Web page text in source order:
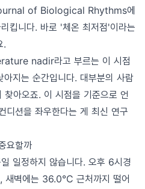
of Biological Rhythms에
킵니다. 바로 '체온 최저점'이라는
.
nadir라고 부르는 이 시점
지는 순간입니다. 대부분의 사람
아오죠. 이 시점을 기준으로 언
디션을 좌우한다는 게 최신 연구
요할까
일정하지 않습니다. 오후 6시경
새벽에는 36.0°C 근처까지 떨어